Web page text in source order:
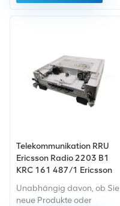
(GEPON). In jeden Port
(Transceiver) SFP GEPON
OLT PX20 (28 dB) oder SFP
GEPON OLT PX20 + (33 dB)
Telekommunikation RRU
Ericsson Radio 2203 B1
KRC 161 487/1 Ericsson
Unabhängig davon, ob Sie
neue Produkte oder